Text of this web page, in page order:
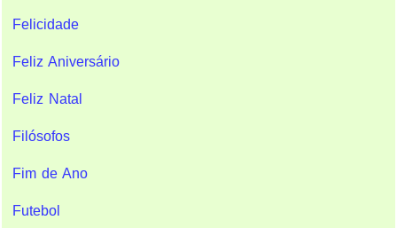
Felicidade
Feliz Aniversário
Feliz Natal
Filósofos
Fim de Ano
Futebol